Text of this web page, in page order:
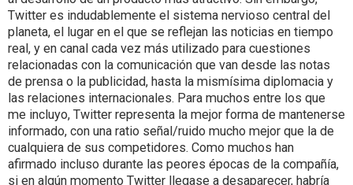
Twitter es indudablemente el sistema nervioso central del
planeta, el lugar en el que se reflejan las noticias en tiempo
real, y en canal cada vez más utilizado para cuestiones
relacionadas con la comunicación que van desde las notas
de prensa o la publicidad, hasta la mismísima diplomacia y
las relaciones internacionales. Para muchos entre los que
me incluyo, Twitter representa la mejor forma de mantenerse
informado, con una ratio señal/ruido mucho mejor que la de
cualquiera de sus competidores. Como muchos han
afirmado incluso durante las peores épocas de la compañía,
si en algún momento Twitter llegase a desaparecer, habría